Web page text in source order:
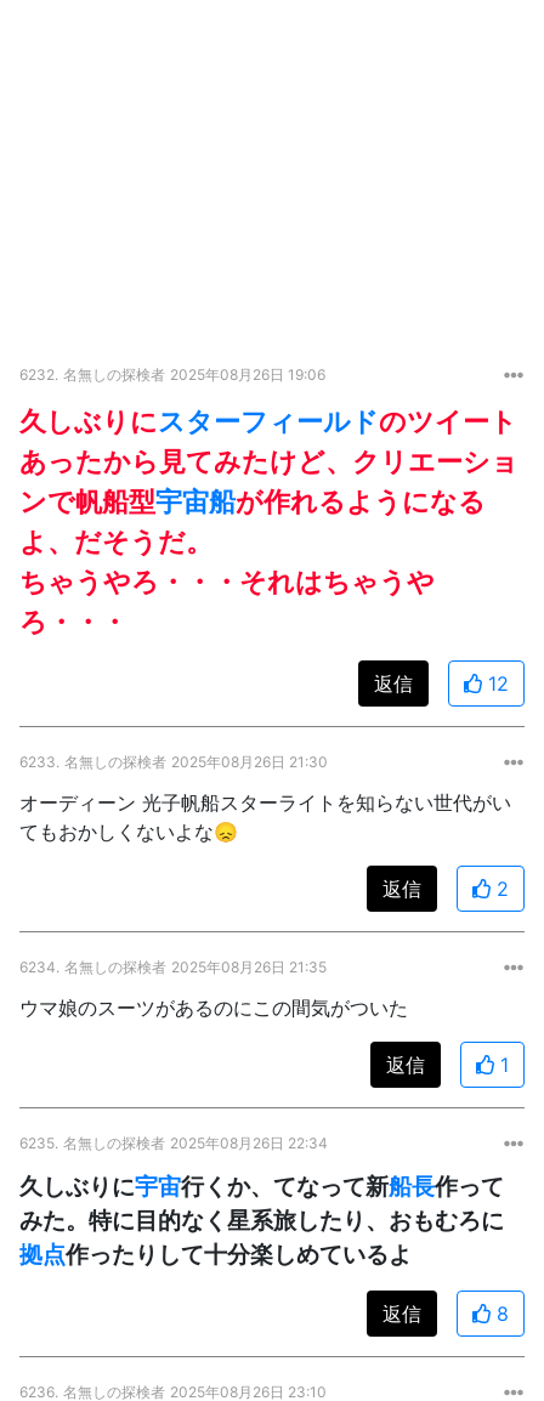
6232. 名無しの探検者 2025年08月26日 19:06
久しぶりにスターフィールドのツイート
あったから見てみたけど、クリエーショ
ンで帆船型宇宙船が作れるようになる
よ、だそうだ。
ちゃうやろ・・・それはちゃうや
ろ・・・
返信 12
6233. 名無しの探検者 2025年08月26日 21:30
オーディーン 光子帆船スターライトを知らない世代がい
てもおかしくないよな😞
返信 2
6234. 名無しの探検者 2025年08月26日 21:35
ウマ娘のスーツがあるのにこの間気がついた
返信 1
6235. 名無しの探検者 2025年08月26日 22:34
久しぶりに宇宙行くか、てなって新船長作って
みた。特に目的なく星系旅したり、おもむろに
拠点作ったりして十分楽しめているよ
返信 8
6236. 名無しの探検者 2025年08月26日 23:10